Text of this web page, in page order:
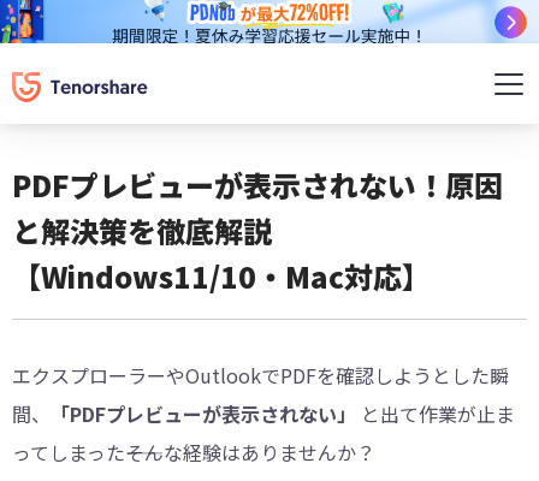
PDFプレビューが表示されない！原因
と解決策を徹底解説
【Windows11/10・Mac対応】
エクスプローラーやOutlookでPDFを確認しようとした瞬
間、
「PDFプレビューが表示されない」
と出て作業が止ま
ってしまった――そんな経験はありませんか？